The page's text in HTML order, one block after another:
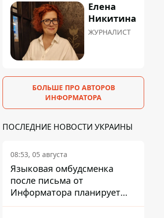
Елена
Никитина
ЖУРНАЛИСТ
БОЛЬШЕ ПРО АВТОРОВ
ИНФОРМАТОРА
ПОСЛЕДНИЕ НОВОСТИ УКРАИНЫ
08:53, 05 августа
Языковая омбудсменка
после письма от
Информатора планирует
наказать компанию-